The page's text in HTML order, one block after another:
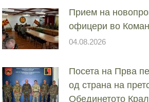
Прием на
офицери во
04.08.2026
Посета на Прва
од страна на
Обединетото